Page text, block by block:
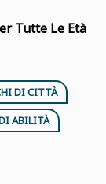
Tutte Le Età
DI CITTÀ
ABILITÀ